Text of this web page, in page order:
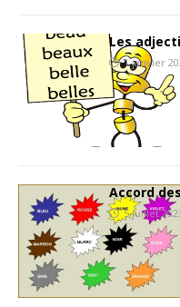
Les
1 janvier
Accord
5 juillet